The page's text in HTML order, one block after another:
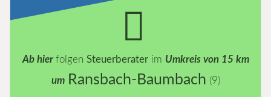
Ab hierfolgen Steuerberaterim Umkreis von 15 km
um Ransbach-Baumbach (9)